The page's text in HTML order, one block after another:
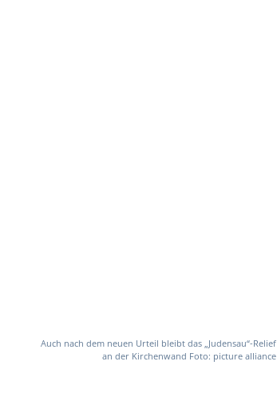
Auch nach dem neuen Urteil bleibt das „Judensau“-Relief
an der Kirchenwand Foto: picture alliance